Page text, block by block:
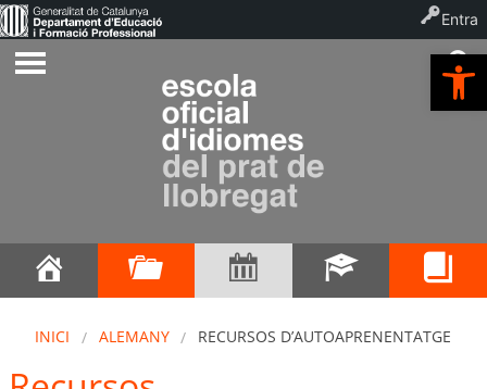
INICI ALEMANY RECURSOS D’AUTOAPRENENTATGE
Entra